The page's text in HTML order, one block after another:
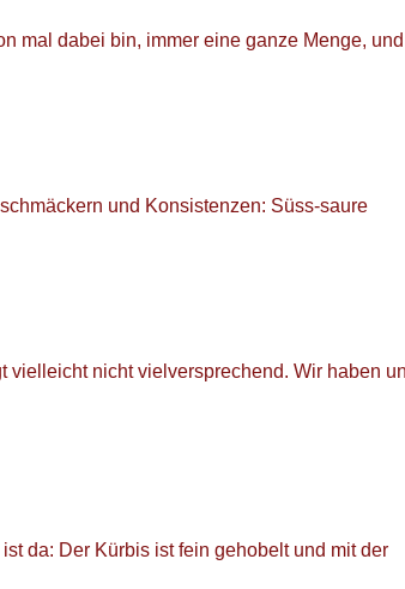
mal dabei bin, immer eine ganze Menge,
und Konsistenzen: Süss-saure
vielleicht nicht vielversprechend. Wir haben
da: Der Kürbis ist fein gehobelt und mit der